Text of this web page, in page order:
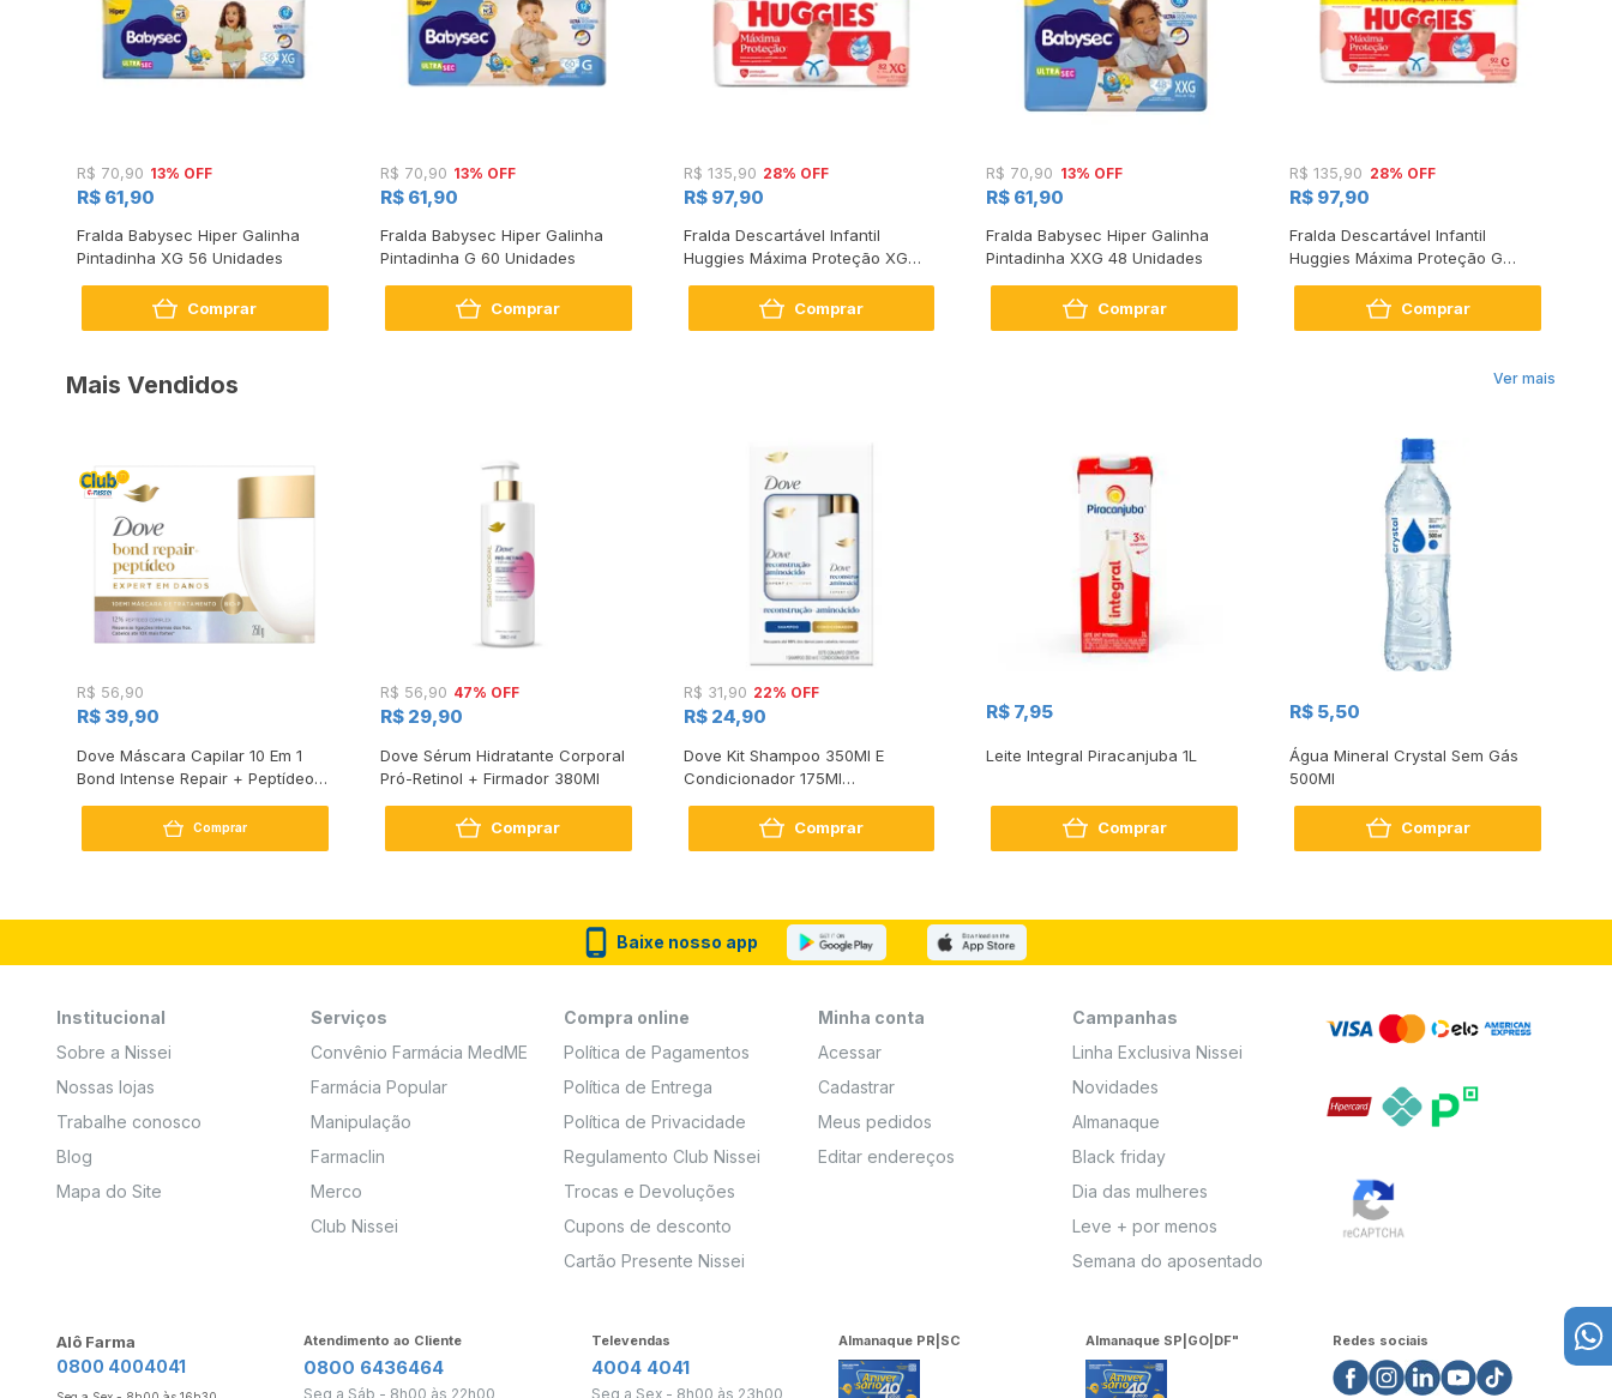
R$ 70,90 13% OFF
R$ 61,90
Fralda Babysec Hiper Galinha
Pintadinha XG 56 Unidades
Comprar
R$ 70,90 13% OFF
R$ 61,90
Fralda Babysec Hiper Galinha
Pintadinha G 60 Unidades
Comprar
R$ 135,90 28% OFF
R$ 97,90
Fralda Descartável Infantil
Huggies Máxima Proteção XG
Pacote 82 Unidades Leve Mais
Pague Menos Comprar
R$ 70,90 13% OFF
R$ 61,90
Fralda Babysec Hiper Galinha
Pintadinha XXG 48 Unidades
Comprar
R$ 135,90 28% OFF
R$ 97,90
Fralda Descartável Infantil
Huggies Máxima Proteção G
Pacote 92 Unidades Leve Mais
Pague Menos Comprar
Ver mais
Mais Vendidos
R$ 56,90
R$ 39,90
Dove Máscara Capilar 10 Em 1
Bond Intense Repair + Peptídeo
Comprar
R$ 56,90 47% OFF
R$ 29,90
Dove Sérum Hidratante Corporal
Pró-Retinol + Firmador 380Ml
Comprar
R$ 31,90 22% OFF
R$ 24,90
Dove Kit Shampoo 350Ml E
Condicionador 175Ml
Comprar
R$ 7,95
Leite Integral Piracanjuba 1L
Comprar
R$ 5,50
Água Mineral Crystal Sem Gás
500Ml
Comprar
Baixe nosso app
Institucional
Sobre a Nissei
Nossas lojas
Trabalhe conosco
Blog
Mapa do Site
Serviços
Convênio Farmácia MedME
Farmácia Popular
Manipulação
Farmaclin
Merco
Club Nissei
Compra online
Política de Pagamentos
Política de Entrega
Política de Privacidade
Regulamento Club Nissei
Trocas e Devoluções
Cupons de desconto
Cartão Presente Nissei
Minha conta
Acessar
Cadastrar
Meus pedidos
Editar endereços
Campanhas
Linha Exclusiva Nissei
Novidades
Almanaque
Black friday
Dia das mulheres
Leve + por menos
Semana do aposentado
Alô Farma
0800 4004041
Atendimento ao Cliente
0800 6436464
Seg a Sáb - 8h00 às 22h00
Televendas
4004 4041
Seg a Sex - 8h00 às 23h00
Almanaque PR|SC Almanaque SP|GO|DF" Redes sociais